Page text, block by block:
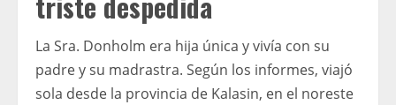
La Sra. Donholm era hija única y vivía con su
padre y su madrastra. Según los informes, viajó
sola desde la provincia de Kalasin, en el noreste